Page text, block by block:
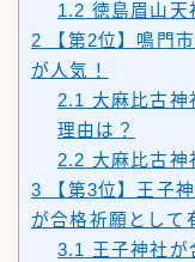
1.2 徳島眉山天
2 【第2位】鳴門
が人気！
2.1 大麻比古神
理由は？
2.2 大麻比古神
3 【第3位】王子
が合格祈願として
3.1 王子神社が